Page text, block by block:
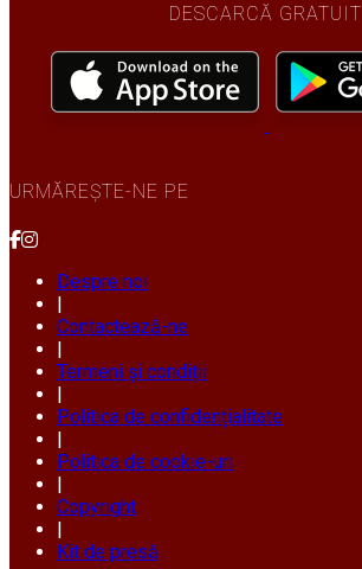
DESCARCĂ GRATUIT
URMĂREȘTE-NE PE
Despre noi
|
Contactează-ne
|
Termeni și condiții
|
Politica de confidențialitate
|
Politica de cookie-uri
|
Copyright
|
Kit de presă